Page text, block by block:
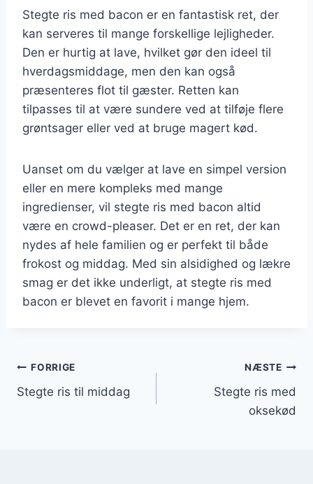
Stegte ris med bacon er en fantastisk ret, der
kan serveres til mange forskellige lejligheder.
Den er hurtig at lave, hvilket gør den ideel til
hverdagsmiddage, men den kan også
præsenteres flot til gæster. Retten kan
tilpasses til at være sundere ved at tilføje flere
grøntsager eller ved at bruge magert kød.
Uanset om du vælger at lave en simpel version
eller en mere kompleks med mange
ingredienser, vil stegte ris med bacon altid
være en crowd-pleaser. Det er en ret, der kan
nydes af hele familien og er perfekt til både
frokost og middag. Med sin alsidighed og lækre
smag er det ikke underligt, at stegte ris med
bacon er blevet en favorit i mange hjem.
Indlægsnavigation
FORRIGE
Stegte ris til middag
NÆSTE
Stegte ris med
oksekød